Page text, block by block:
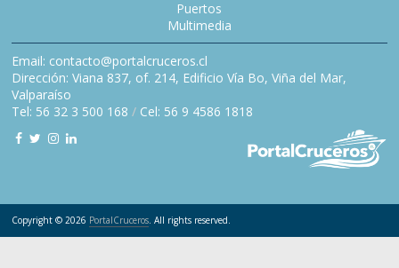
Puertos
Multimedia
Email: contacto@portalcruceros.cl
Dirección: Viana 837, of. 214, Edificio Vía Bo, Viña del Mar,
Valparaíso
Tel: 56 32 3 500 168 / Cel: 56 9 4586 1818
Copyright © 2026 PortalCruceros. All rights reserved.